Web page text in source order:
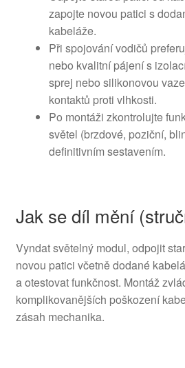
zapojte novou patici s
kabeláže.
Při spojování vodičů
nebo kvalitní pájení s
sprej nebo silikonovou
kontaktů proti vlhkosti.
Po montáži zkontrolujte
světel (brzdové, poziční,
definitivním sestavením.
Jak se díl mění
Vyndat světelný modul, odpojit
novou patici včetně dodané
a otestovat funkčnost. Montáž
komplikovanějších poškození
zásah mechanika.